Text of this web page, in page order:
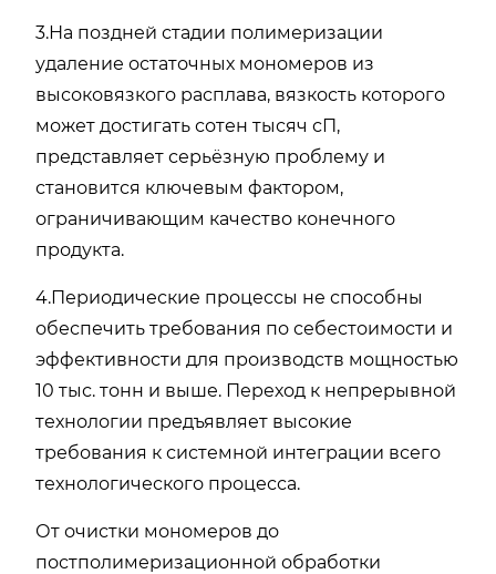
3.На поздней стадии полимеризации
удаление остаточных мономеров из
высоковязкого расплава, вязкость которого
может достигать сотен тысяч сП,
представляет серьёзную проблему и
становится ключевым фактором,
ограничивающим качество конечного
продукта.
4.Периодические процессы не способны
обеспечить требования по себестоимости и
эффективности для производств мощностью
10 тыс. тонн и выше. Переход к непрерывной
технологии предъявляет высокие
требования к системной интеграции всего
технологического процесса.
От очистки мономеров до
постполимеризационной обработки